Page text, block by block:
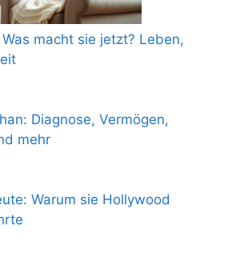
macht sie jetzt? Leben,
Diagnose, Vermögen,
mehr
Warum sie Hollywood